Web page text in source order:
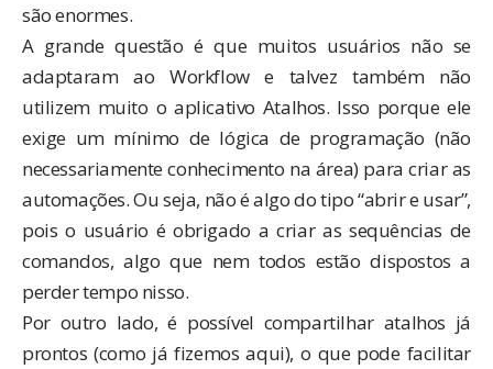
são enormes.
A grande questão é que muitos usuários não se
adaptaram ao Workflow e talvez também não
utilizem muito o aplicativo Atalhos. Isso porque ele
exige um mínimo de lógica de programação (não
necessariamente conhecimento na área) para criar as
automações. Ou seja, não é algo do tipo “abrir e usar”,
pois o usuário é obrigado a criar as sequências de
comandos, algo que nem todos estão dispostos a
perder tempo nisso.
Por outro lado, é possível compartilhar atalhos já
prontos (como já fizemos aqui), o que pode facilitar